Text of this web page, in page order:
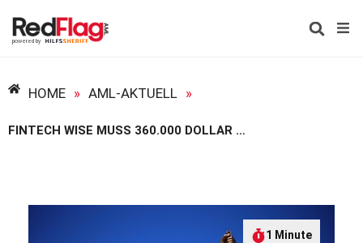
HOME » AML-AKTUELL »
FINTECH WISE MUSS 360.000 DOLLAR BUSSGELD ZAHLEN
1 Minute